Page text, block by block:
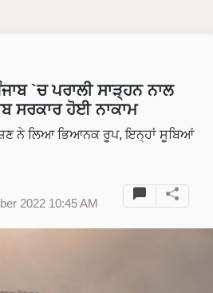
`ਚ ਪਰਾਲੀ ਸਾੜ੍ਹਨ ਨਾਲ
ਸਰਕਾਰ ਹੋਈ ਨਾਕਾਮ
ਨੇ ਲਿਆ ਭਿਆਨਕ ਰੂਪ, ਇਨ੍ਹਾਂ ਸੂਬਿਆਂ
2022 10:45 AM